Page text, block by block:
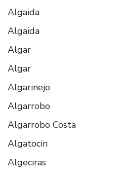
Algaida
Algaida
Algar
Algar
Algarinejo
Algarrobo
Algarrobo Costa
Algatocin
Algeciras